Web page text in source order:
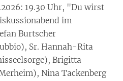
19.30 Uhr, "Du wirst
im
Burtscher
Sr. Hannah-Rita
Brigitta
Nina Tackenberg